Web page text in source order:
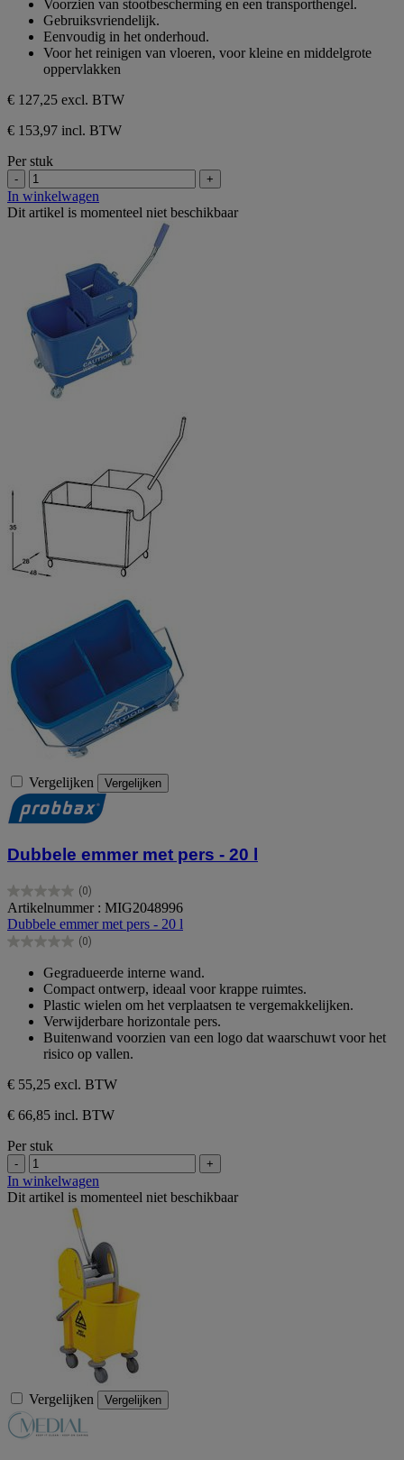
Voorzien van stootbescherming en een transporthengel.
Gebruiksvriendelijk.
Eenvoudig in het onderhoud.
Voor het reinigen van vloeren, voor kleine en middelgrote
oppervlakken
€ 127,25 excl. BTW
€ 153,97 incl. BTW
Per stuk
- +
In winkelwagen
Dit artikel is momenteel niet beschikbaar
Vergelijken Vergelijken
Dubbele emmer met pers - 20 l
(0)
0.0
van
de
5
Artikelnummer : MIG2048996
Dubbele emmer met pers - 20 l
(0)
0.0
sterren.
Gegradueerde interne wand.
Compact ontwerp, ideaal voor krappe ruimtes.
Plastic wielen om het verplaatsen te vergemakkelijken.
Verwijderbare horizontale pers.
Buitenwand voorzien van een logo dat waarschuwt voor het
risico op vallen.
€ 55,25 excl. BTW
€ 66,85 incl. BTW
Per stuk
- +
In winkelwagen
Dit artikel is momenteel niet beschikbaar
Vergelijken Vergelijken